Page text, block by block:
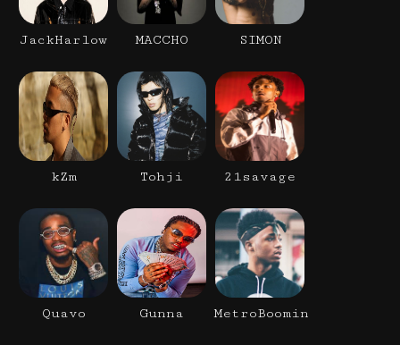
JackHarlow MACCHO SIMON
kZm Tohji 21savage
Quavo Gunna MetroBoomin